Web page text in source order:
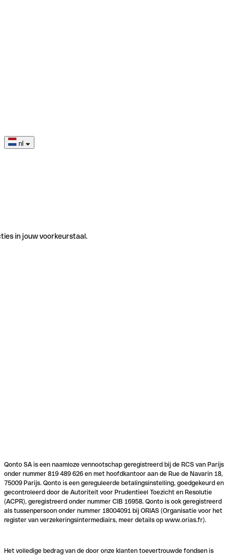
nl
in jouw voorkeurstaal.
Qonto SA is een naamloze vennootschap geregistreerd bij de RCS van Parijs
onder nummer 819 489 626 en met hoofdkantoor aan de Rue de Navarin 18,
75009 Parijs. Qonto is een gereguleerde betalingsinstelling, goedgekeurd en
gecontroleerd door de Autoriteit voor Prudentieel Toezicht en Resolutie
(ACPR), geregistreerd onder nummer CIB 16958. Qonto is ook geregistreerd
als tussenpersoon onder nummer 18004091 bij ORIAS (Organisatie voor het
register van verzekeringsintermediairs, meer details op www.orias.fr).
Het volledige bedrag van de door onze klanten toevertrouwde fondsen is